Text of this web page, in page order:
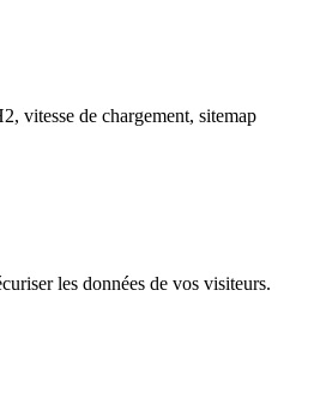
vitesse de chargement, sitemap
les données de vos visiteurs.